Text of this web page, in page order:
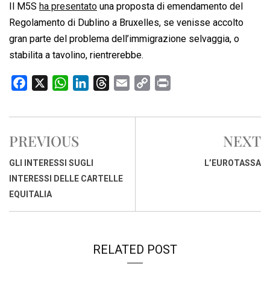
Il M5S ha presentato una proposta di emendamento del
Regolamento di Dublino a Bruxelles, se venisse accolto
gran parte del problema dell’immigrazione selvaggia, o
stabilita a tavolino, rientrerebbe.
c
b
o
o
k
W
a
s
A
p
n
d
I
r
s
a
p
i
PREVIOUS
GLI INTERESSI SUGLI
INTERESSI DELLE CARTELLE
EQUITALIA
NEXT
L’EUROTASSA
RELATED POST